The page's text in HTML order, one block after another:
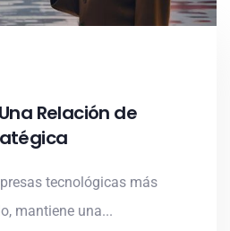
Relación de
tecnológicas más
mantiene una...